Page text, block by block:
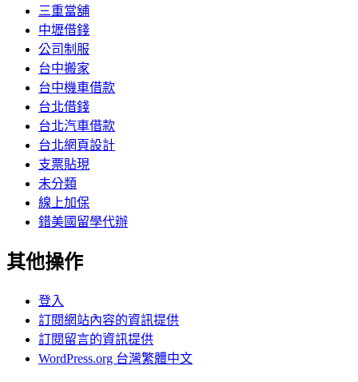
三重當舖
中壢借錢
公司制服
台中搬家
台中機車借款
台北借錢
台北汽車借款
台北網頁設計
支票貼現
未分類
線上加保
錯美國留學代辦
其他操作
登入
訂閱網站內容的資訊提供
訂閱留言的資訊提供
WordPress.org 台灣繁體中文